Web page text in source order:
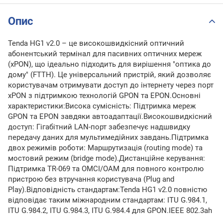
Опис
Tenda HG1 v2.0 – це високошвидкісний оптичний
абонентський термінал для пасивних оптичних мереж
(xPON), що ідеально підходить для вирішення "оптика до
дому" (FTTH). Це універсальний пристрій, який дозволяє
користувачам отримувати доступ до інтернету через порт
xPON з підтримкою технологій GPON та EPON.Основні
характеристики:Висока сумісність: Підтримка мереж
GPON та EPON завдяки автоадаптації.Високошвидкісний
доступ: Гігабітний LAN-порт забезпечує надшвидку
передачу даних для мультимедійних завдань.Підтримка
двох режимів роботи: Маршрутизація (routing mode) та
мостовий режим (bridge mode).Дистанційне керування:
Підтримка TR-069 та OMCI/OAM для повного контролю
пристрою без втручання користувача (Plug and
Play).Відповідність стандартам:Tenda HG1 v2.0 повністю
відповідає таким міжнародним стандартам: ITU G.984.1,
ITU G.984.2, ITU G.984.3, ITU G.984.4 для GPON.IEEE 802.3ah